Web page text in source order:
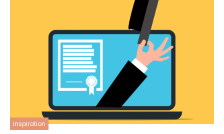
inspiration